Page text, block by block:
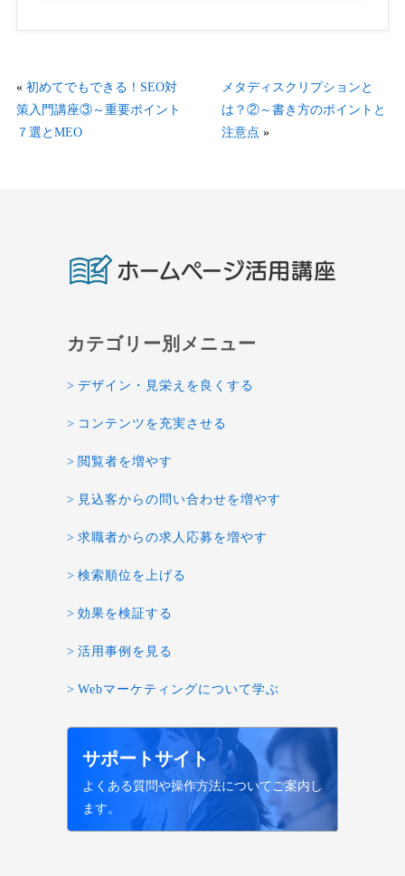
« 初めてでもできる！SEO対
策入門講座③～重要ポイント
７選とMEO
メタディスクリプションと
は？②～書き方のポイントと
注意点 »
デザイン・見栄えを良くする
コンテンツを充実させる
閲覧者を増やす
見込客からの問い合わせを増やす
求職者からの求人応募を増やす
検索順位を上げる
効果を検証する
活用事例を見る
Webマーケティングについて学ぶ
サポートサイト
よくある質問や操作方法についてご案内し
ます。